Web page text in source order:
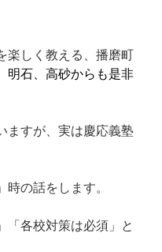
楽しく教える、播磨町
明石、高砂からも是非
ますが、実は慶応義塾
の話をします。
「各校対策は必須」と